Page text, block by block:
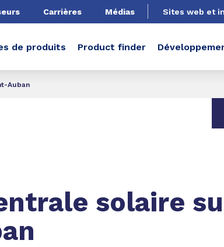
Carrières Médias Sites web et
de produits Product finder
Auban
solaire